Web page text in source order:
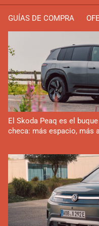
GUÍAS DE COMPRA
El Skoda Peaq es el
checa: más espacio, más